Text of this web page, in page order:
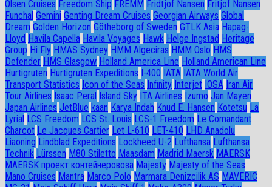
Olsen Cruises Freedom Ship FREMM Fridtjof Nansen Fritjof Nansen
Funchal Gemini Genting Dream Cruises Georgian Airways Global
Dream Golden Horizon Götheborg of Sweden GTLK Asia Hapag-
Lloyd Havila Capella Havila Voyages Hawk Helge Ingstad Heritage
Group Hi Fly HMAS Sydney HMM Algeciras HMM Oslo HMS
Defender HMS Glasgow Holland America Line Holland American Line
Hurtigruten Hurtigruten Expeditions I-400 IATA IATA World Air
Transport Statistics Icon of the Seas Infinity Interjet IOSA Iran Air
Tour Airlines Isaac Peral Island Sky ITA Airlines Izumo Jan Mayen
Japan Airlines JetBlue kaan Karya Indah Knud E. Hansen Kotetsu La
Lyrial LCS Freedom LCS St. Louis LCS-1 Freedom Le Comandant
Charcot Le Jacques Cartier Let L-610 LET-410 LHD Anadolu
Liaoning Lindblad Expeditions Lockheed U-2 Lufthansa Lufthansa
Technik Lürssen M80 Stiletto Maasdam Madrid Maersk MAERSK
MAERSK проект контейнеровоза Majesty Majesty of the Seas
Mano Cruises Mantra Marco Polo Marmara Denizcilik AS MAVERIC